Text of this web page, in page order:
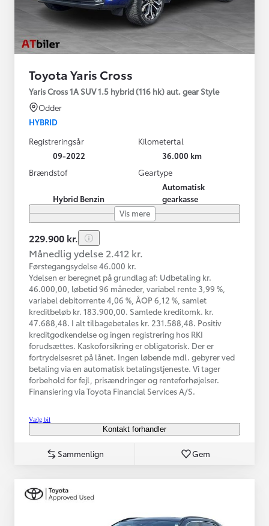
Toyota Yaris Cross
Yaris Cross 1A SUV 1.5 hybrid (116 hk) aut. gear Style
Odder
HYBRID
Registreringsår
09-2022
Kilometertal
36.000 km
Brændstof
Hybrid Benzin
Geartype
Automatisk
gearkasse
Vis mere
229.900 kr.
Månedlig ydelse 2.412 kr.
Førstegangsydelse 46.000 kr.
Ydelsen er beregnet på grundlag af: Udbetaling kr.
46.000,00, løbetid 96 måneder, variabel rente 3,99 %,
variabel debitorrente 4,06 %, ÅOP 6,12 %, samlet
kreditbeløb kr. 183.900,00. Samlede kreditomk. kr.
47.688,48. I alt tilbagebetales kr. 231.588,48. Positiv
kreditgodkendelse og ingen registrering hos RKI
forudsættes. Kaskoforsikring er obligatorisk. Der er
fortrydelsesret på lånet. Ingen løbende mdl. gebyrer ved
betaling via en automatisk betalingstjeneste. Vi tager
forbehold for fejl, prisændringer og renteforhøjelser.
Finansiering via Toyota Financial Services A/S.
Vælg bil
Kontakt forhandler
Sammenlign Gem